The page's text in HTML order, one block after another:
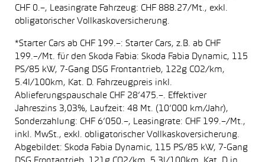
CHF 0.–, Leasingrate Fahrzeug: CHF 888.27/Mt., exkl.
obligatorischer Vollkaskoversicherung.
*Starter Cars ab CHF 199.–: Starter Cars, z.B. ab CHF
199.–/Mt. für den Skoda Fabia: Skoda Fabia Dynamic, 115
PS/85 kW, 7-Gang DSG Frontantrieb, 122g CO2/km,
5.4l/100km, Kat. D. Fahrzeugpreis inkl.
Ablieferungspauschale CHF 28’475.–. Effektiver
Jahreszins 3,03%, Laufzeit: 48 Mt. (10’000 km/Jahr),
Sonderzahlung: CHF 6’050.–, Leasingrate: CHF 199.–/Mt.,
inkl. MwSt., exkl. obligatorischer Vollkaskoversicherung.
Abgebildet: Skoda Fabia Dynamic, 115 PS/85 kW, 7-Gang